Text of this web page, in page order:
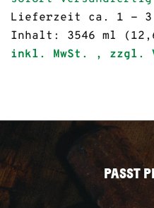
Lieferzeit ca. 1 - 3
Inhalt: 3546 ml
inkl. MwSt. , zzgl.
PASST